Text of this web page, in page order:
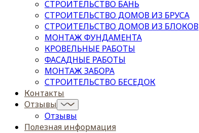
СТРОИТЕЛЬСТВО БАНЬ
СТРОИТЕЛЬСТВО ДОМОВ ИЗ БРУСА
СТРОИТЕЛЬСТВО ДОМОВ ИЗ БЛОКОВ
МОНТАЖ ФУНДАМЕНТА
КРОВЕЛЬНЫЕ РАБОТЫ
ФАСАДНЫЕ РАБОТЫ
МОНТАЖ ЗАБОРА
СТРОИТЕЛЬСТВО БЕСЕДОК
Контакты
Отзывы
Отзывы
Полезная информация